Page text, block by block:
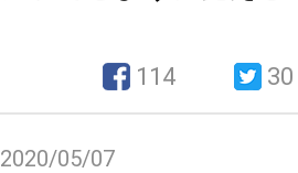
114 30
2020/05/07